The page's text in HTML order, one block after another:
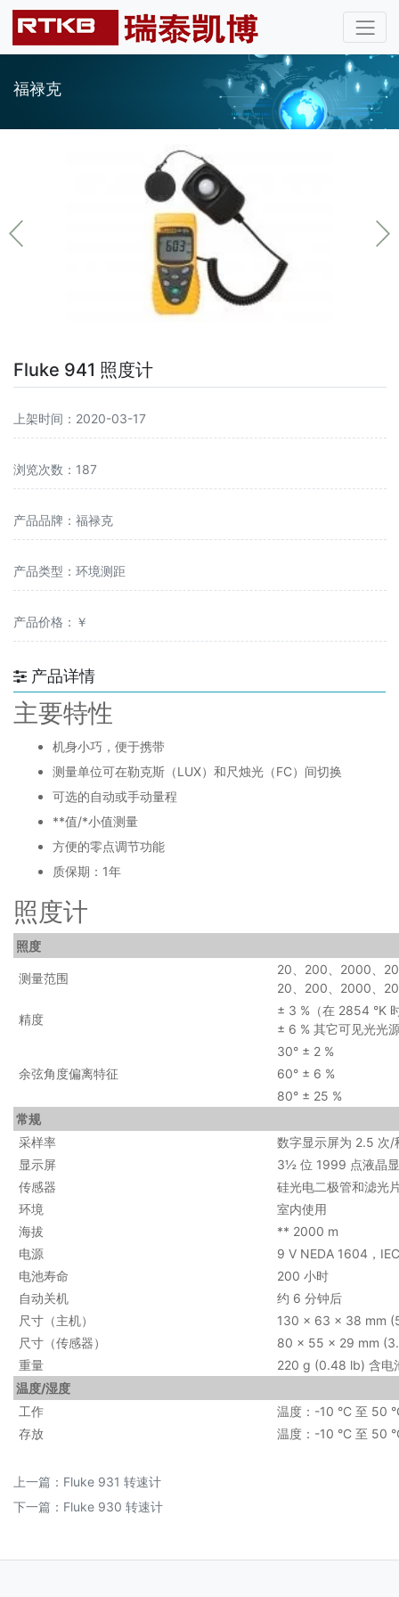
福禄克
Fluke 941 照度计
上架时间：2020-03-17
浏览次数：187
产品品牌：福禄克
产品类型：环境测距
产品价格：￥
产品详情
主要特性
机身小巧，便于携带
测量单位可在勒克斯（LUX）和尺烛光（FC）间切换
可选的自动或手动量程
**值/*小值测量
方便的零点调节功能
质保期：1年
照度计
照度
测量范围
20、200、2000、
20、200、2000、
精度
± 3 %（在 2854 °K
± 6 % 其它可见光光
余弦角度偏离特征
30° ± 2 %
60° ± 6 %
80° ± 25 %
常规
采样率
数字显示屏为 2.5 次/
显示屏
3½ 位 1999 点液晶
传感器
硅光电二极管和滤光
环境
室内使用
海拔
** 2000 m
电源
9 V NEDA 1604，
电池寿命
200 小时
自动关机
约 6 分钟后
尺寸（主机）
130 x 63 x 38 mm
尺寸（传感器）
80 x 55 x 29 mm
重量
220 g (0.48 lb) 含电
温度/湿度
工作
温度：-10 °C 至 50
存放
温度：-10 °C 至 50
上一篇： Fluke 931 转速计
下一篇： Fluke 930 转速计